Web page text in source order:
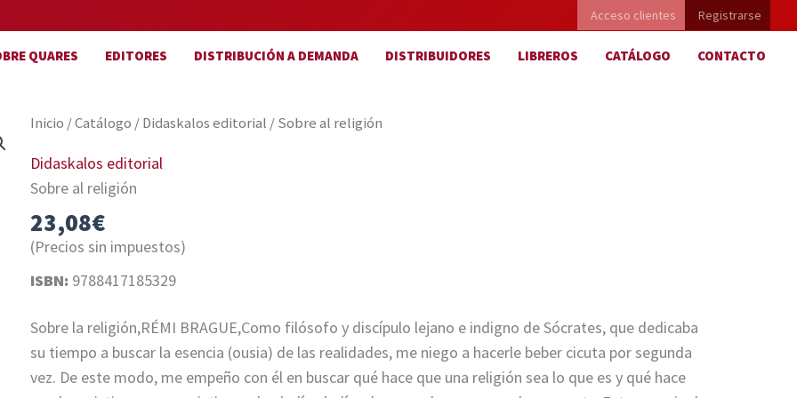
Acceso clientes Registrarse
QUARES EDITORES DISTRIBUCIÓN A DEMANDA DISTRIBUIDORES LIBREROS CATÁLOGO CONTACTO
Inicio /Catálogo /Didaskalos editorial / Sobre al religión
Didaskalos editorial
Sobre al religión
23,08€
(Precios sin impuestos)
ISBN: 9788417185329
Sobre la religión,RÉMI BRAGUE,Como filósofo y discípulo lejano e indigno de Sócrates, que dedicaba
su tiempo a buscar la esencia (ousia) de las reali­dades, me niego a hacerle beber cicuta por segunda
vez. De este modo, me empeño con él en buscar qué hace que una religión sea lo que es y qué hace